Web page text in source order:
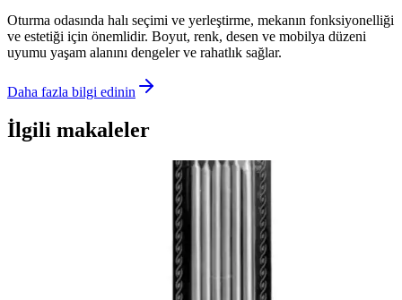
Oturma odasında halı seçimi ve yerleştirme, mekanın fonksiyonelliği
ve estetiği için önemlidir. Boyut, renk, desen ve mobilya düzeni
uyumu yaşam alanını dengeler ve rahatlık sağlar.
Daha fazla bilgi edinin
İlgili makaleler